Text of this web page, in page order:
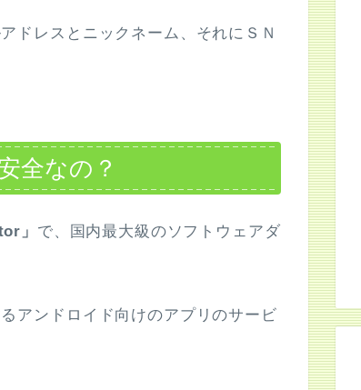
ドレスとニックネーム、それにＳＮ
全なの？
」 で、国内最大級のソフトウェアダ
アンドロイド向けのアプリのサービ